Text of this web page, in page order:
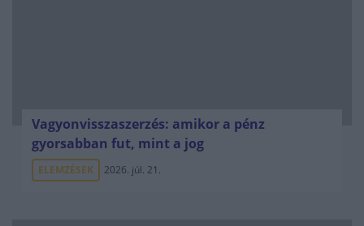
Vagyonvisszaszerzés: amikor a pénz
gyorsabban fut, mint a jog
ELEMZÉSEK 2026. júl. 21.